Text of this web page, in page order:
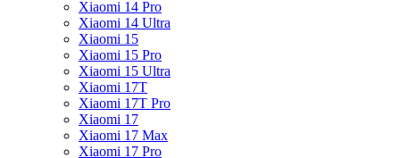
Xiaomi 14 Pro
Xiaomi 14 Ultra
Xiaomi 15
Xiaomi 15 Pro
Xiaomi 15 Ultra
Xiaomi 17T
Xiaomi 17T Pro
Xiaomi 17
Xiaomi 17 Max
Xiaomi 17 Pro